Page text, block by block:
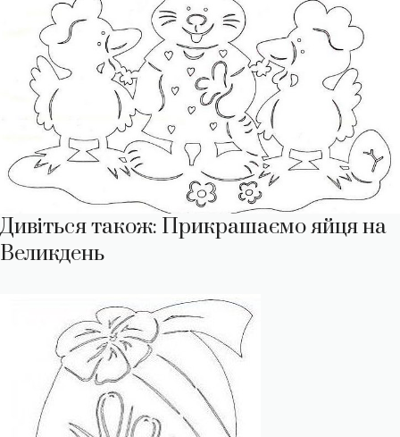
Дивіться також: Прикрашаємо яйця на
Великдень